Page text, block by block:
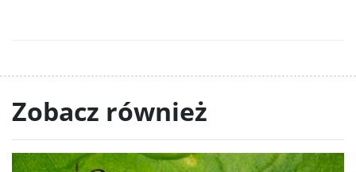
Zobacz również